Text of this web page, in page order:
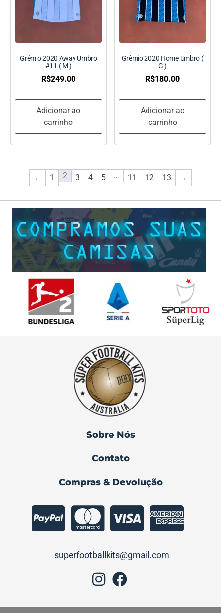
Grêmio 2020 Away Umbro
#11 ( M )
R$249.00
Adicionar ao
carrinho
Grêmio 2020 Home Umbro (
G )
R$180.00
Adicionar ao
carrinho
← 1 2 3 4 5 … 11 12 13 →
Sobre Nós
Contato
Compras & Devolução
superfootballkits@gmail.com